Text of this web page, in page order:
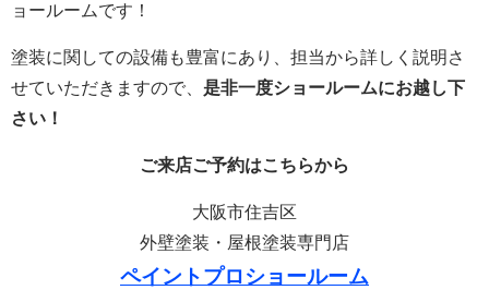
ョールームです！
塗装に関しての設備も豊富にあり、担当から詳しく説明さ
せていただきますので、 是非一度ショールームにお越し下
さい！
ご来店ご予約はこちらから
大阪市住吉区
外壁塗装・屋根塗装専門店
ペイントプロショールーム